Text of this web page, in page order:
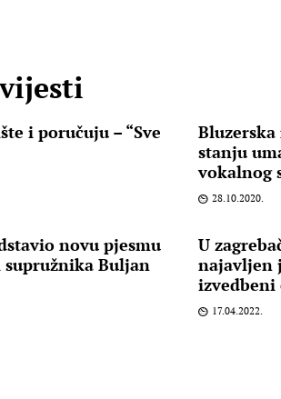
i poručuju – “Sve
stanju
vokalnog
28.10.2020.
novu pjesmu
Buljan
U
najavljen
izvedbeni
17.04.2022.